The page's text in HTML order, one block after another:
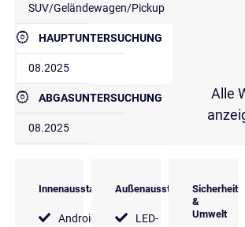
SUV/Geländewagen/Pickup
HAUPTUNTERSUCHUNG
08.2025
ABGASUNTERSUCHUNG
08.2025
Alle
Innenausstattung
Android
Außenausstattung
LED-
Sicherheit
&
Umwelt